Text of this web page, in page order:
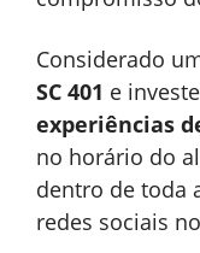
Considerado
SC 401 e
experiências
no horário do
dentro de toda
redes sociais